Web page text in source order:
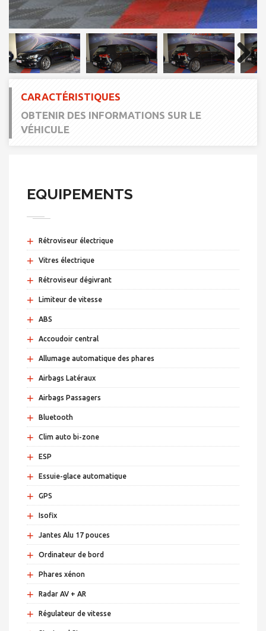
Next
CARACTÉRISTIQUES
OBTENIR DES INFORMATIONS SUR LE
VÉHICULE
EQUIPEMENTS
+ Rétroviseur électrique
+ Vitres électrique
+ Rétroviseur dégivrant
+ Limiteur de vitesse
+ ABS
+ Accoudoir central
+ Allumage automatique des phares
+ Airbags Latéraux
+ Airbags Passagers
+ Bluetooth
+ Clim auto bi-zone
+ ESP
+ Essuie-glace automatique
+ GPS
+ Isofix
+ Jantes Alu 17 pouces
+ Ordinateur de bord
+ Phares xénon
+ Radar AV + AR
+ Régulateur de vitesse